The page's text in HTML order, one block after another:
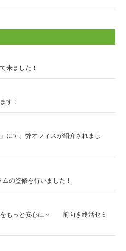
来ました！
す！
にて、弊オフィスが紹介されまし
ムの監修を行いました！
をもっと安心に～ 前向き終活セミ